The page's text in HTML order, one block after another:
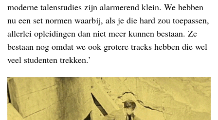
moderne talenstudies zijn alarmerend klein. We hebben
nu een set normen waarbij, als je die hard zou toepassen,
allerlei opleidingen dan niet meer kunnen bestaan. Ze
bestaan nog omdat we ook grotere tracks hebben die wel
veel studenten trekken.’